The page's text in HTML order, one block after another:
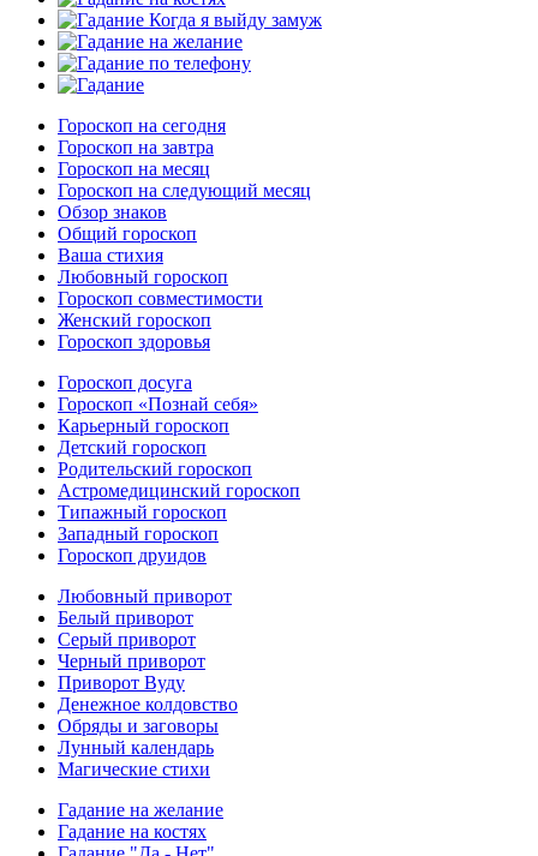
Гороскоп на сегодня
Гороскоп на завтра
Гороскоп на месяц
Гороскоп на следующий месяц
Обзор знаков
Общий гороскоп
Ваша стихия
Любовный гороскоп
Гороскоп совместимости
Женский гороскоп
Гороскоп здоровья
Гороскоп досуга
Гороскоп «Познай себя»
Карьерный гороскоп
Детский гороскоп
Родительский гороскоп
Астромедицинский гороскоп
Типажный гороскоп
Западный гороскоп
Гороскоп друидов
Любовный приворот
Белый приворот
Серый приворот
Черный приворот
Приворот Вуду
Денежное колдовство
Обряды и заговоры
Лунный календарь
Магические стихи
Гадание на желание
Гадание на костях